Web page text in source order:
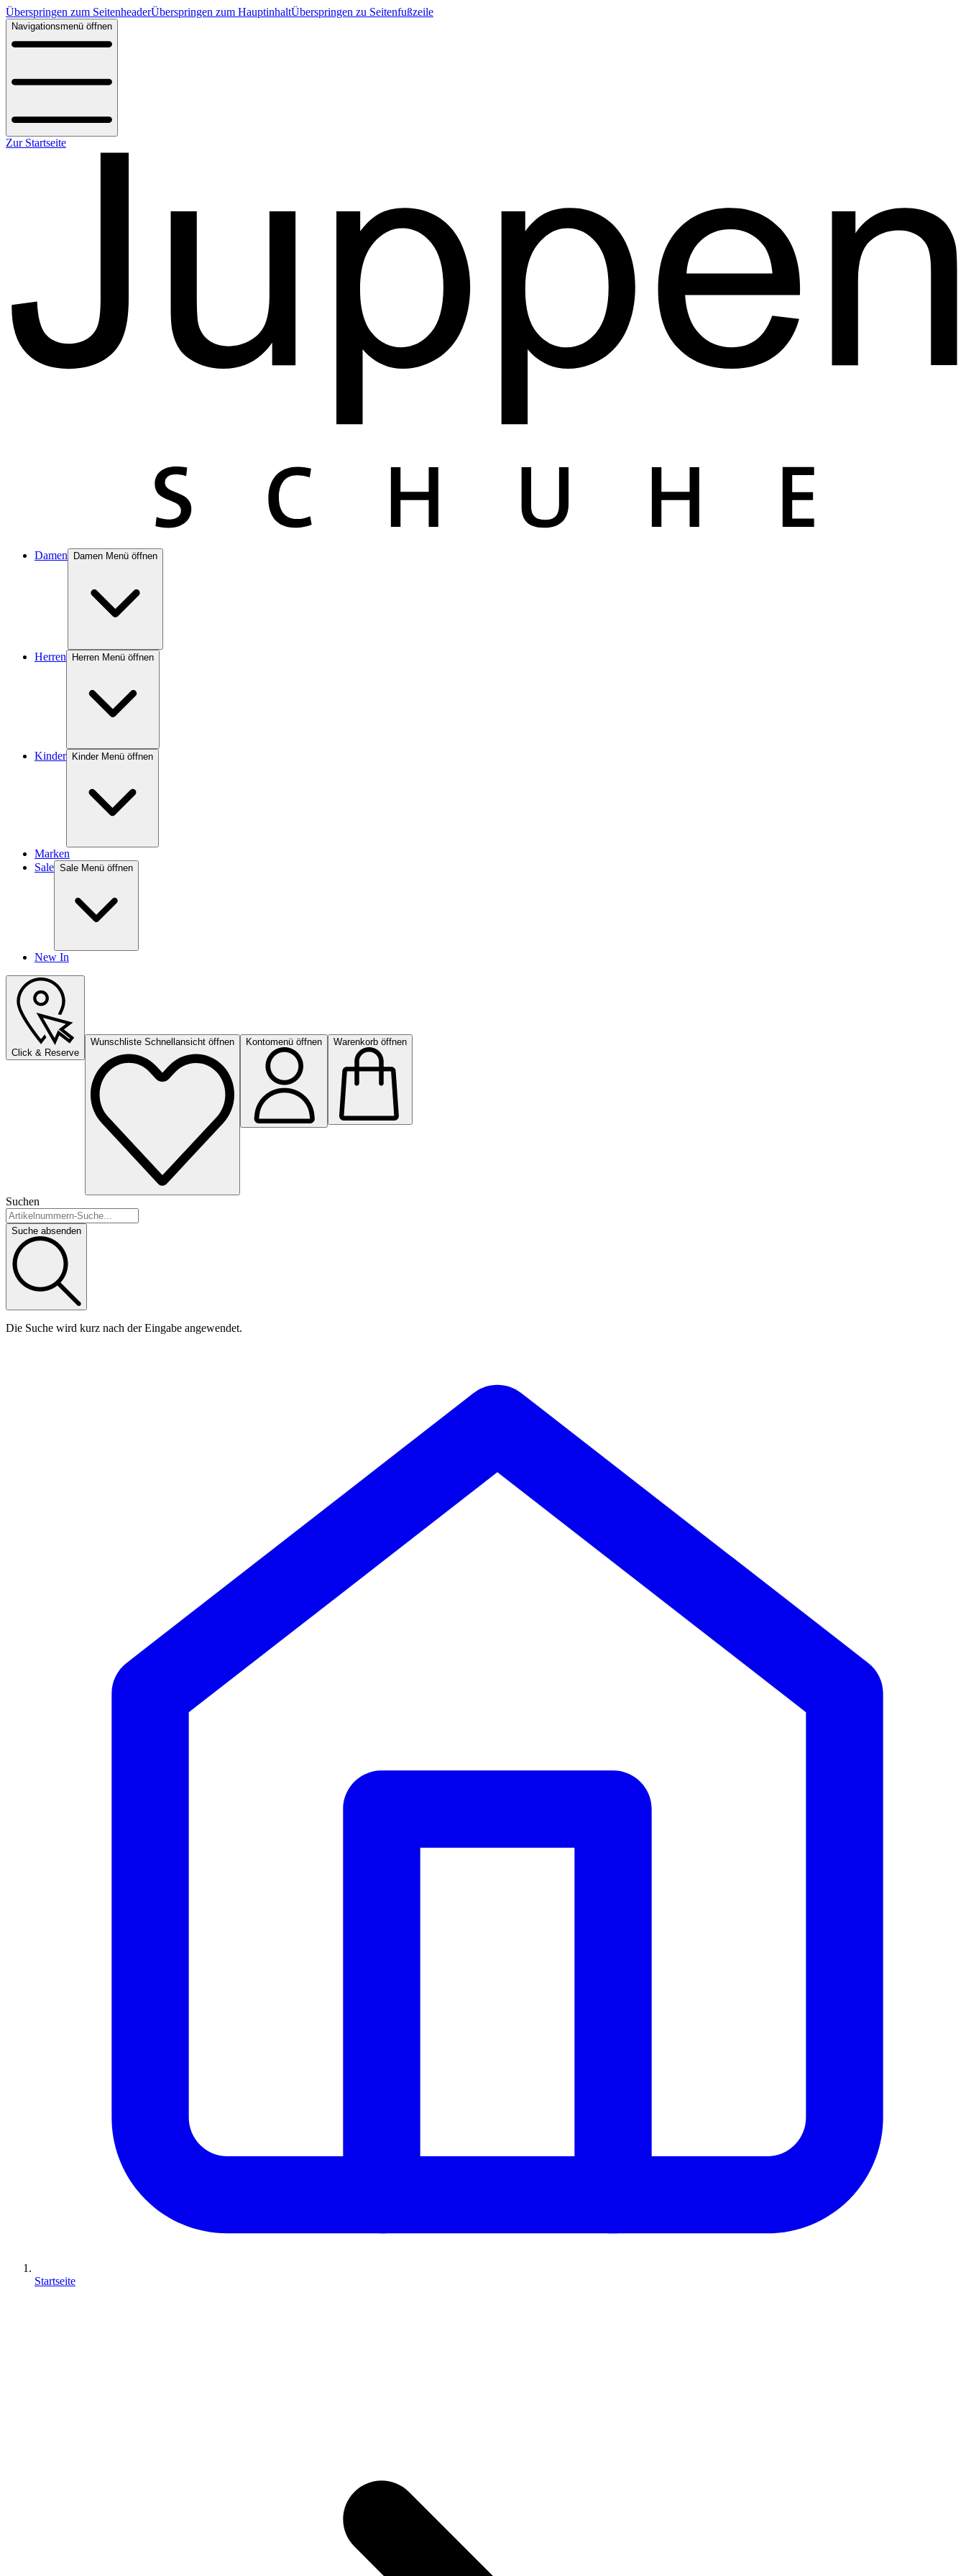
Überspringen zum SeitenheaderÜberspringen zum HauptinhaltÜberspringen zu Seitenfußzeile
Navigationsmenü öffnen
Zur Startseite
Damen Damen Menü öffnen
Herren Herren Menü öffnen
Kinder Kinder Menü öffnen
Marken
Sale Sale Menü öffnen
New In
Click & Reserve
Wunschliste Schnellansicht öffnen Kontomenü öffnen Warenkorb öffnen
Suchen
Suche absenden
Die Suche wird kurz nach der Eingabe angewendet.
Startseite